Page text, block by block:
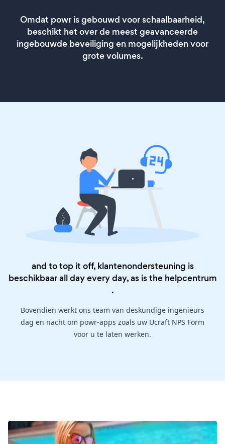
Omdat powr is gebouwd voor schaalbaarheid,
beschikt het over de meest geavanceerde
ingebouwde beveiliging en mogelijkheden voor
grote volumes.
and to top it off, klantenondersteuning is
beschikbaar all day every day, as is the helpcentrum
.
Bovendien werkt ons team van deskundige ingenieurs
dag en nacht om powr-apps zoals uw Ucraft NPS Form
voor u te laten werken.